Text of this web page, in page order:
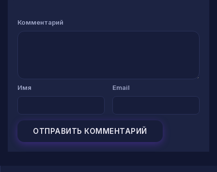
Комментарий
Имя Email